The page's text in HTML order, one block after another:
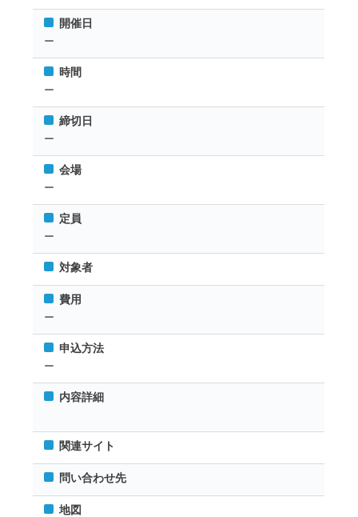
開催日
ー
時間
ー
締切日
ー
会場
ー
定員
ー
対象者
費用
ー
申込方法
ー
内容詳細
関連サイト
問い合わせ先
地図